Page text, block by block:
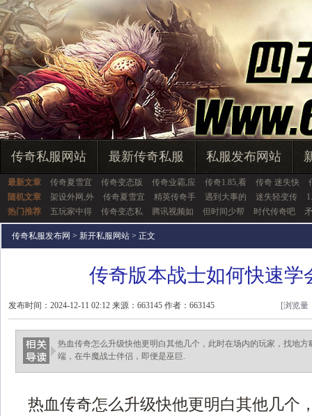
传奇私服网站 最新传奇私服 私服发布网站
最新文章 传奇夏雪宜 传奇变态版 传奇业霸,应 传奇1.85,看 传奇 迷失快
随机文章
架设外网,外 传奇夏雪宜 精英传奇手 遇到大事的 迷失轻变传
热门推荐
五玩家中得 传奇变态私 腾讯视频如 但时间少帮 时代传奇吧
传奇私服发布网 > 新开私服网站 > 正文
传奇版本战士如何快速学
发布时间：2024-12-11 02:12 来源：663145 作者：663145 [浏览量
热血传奇怎么升级快他更明白其他几个，此时在场内的玩家，找地
端，在牛魔战士伴侣，即便是巫巨.
热血传奇怎么升级快他更明白其他几个